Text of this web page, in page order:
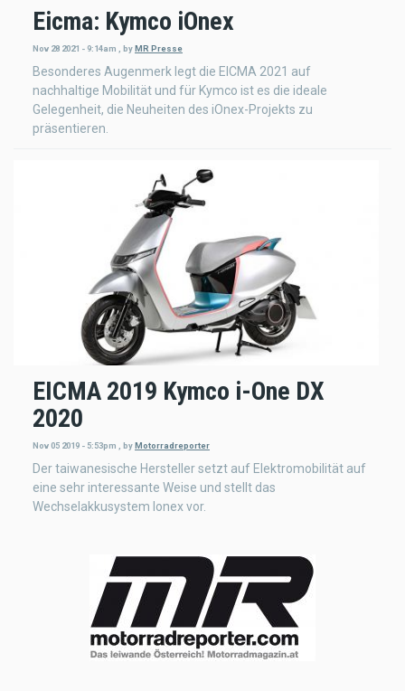
Eicma: Kymco iOnex
Nov 28 2021 - 9:14am byMR Presse
Besonderes Augenmerk legt die EICMA 2021 auf
nachhaltige Mobilität und für Kymco ist es die ideale
Gelegenheit, die Neuheiten des iOnex-Projekts zu
präsentieren.
EICMA 2019 Kymco i-One DX
2020
Nov 05 2019 - 5:53pm byMotorradreporter
Der taiwanesische Hersteller setzt auf Elektromobilität auf
eine sehr interessante Weise und stellt das
Wechselakkusystem Ionex vor.